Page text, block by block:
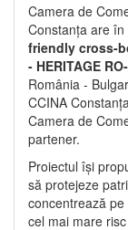
Camera de
Constanța are
friendly cross-
- HERITAGE
România -
CCINA
Camera de
partener.
Proiectul își
să protejeze
concentrează
cel mai mare